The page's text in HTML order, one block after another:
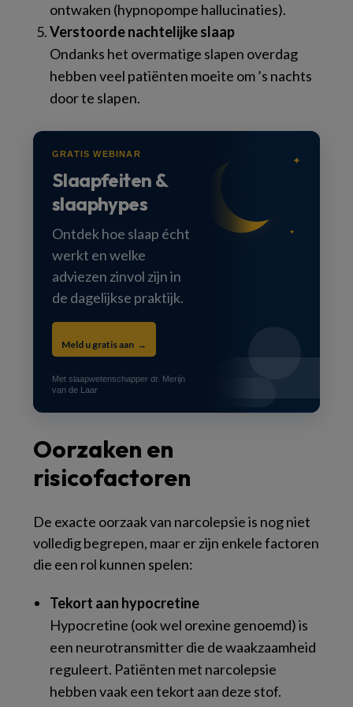
ontwaken (hypnopompe hallucinaties).
Verstoorde nachtelijke slaap
Ondanks het overmatige slapen overdag
hebben veel patiënten moeite om ’s nachts
door te slapen.
GRATIS WEBINAR
Slaapfeiten &
slaaphypes
Ontdek hoe slaap écht
werkt en welke
adviezen zinvol zijn in
de dagelijkse praktijk.
Meld u gratis aan →
Met slaapwetenschapper dr. Merijn
van de Laar
✦
✦
●
Oorzaken en
risicofactoren
De exacte oorzaak van narcolepsie is nog niet
volledig begrepen, maar er zijn enkele factoren
die een rol kunnen spelen:
Tekort aan hypocretine
Hypocretine (ook wel orexine genoemd) is
een neurotransmitter die de waakzaamheid
reguleert. Patiënten met narcolepsie
hebben vaak een tekort aan deze stof.